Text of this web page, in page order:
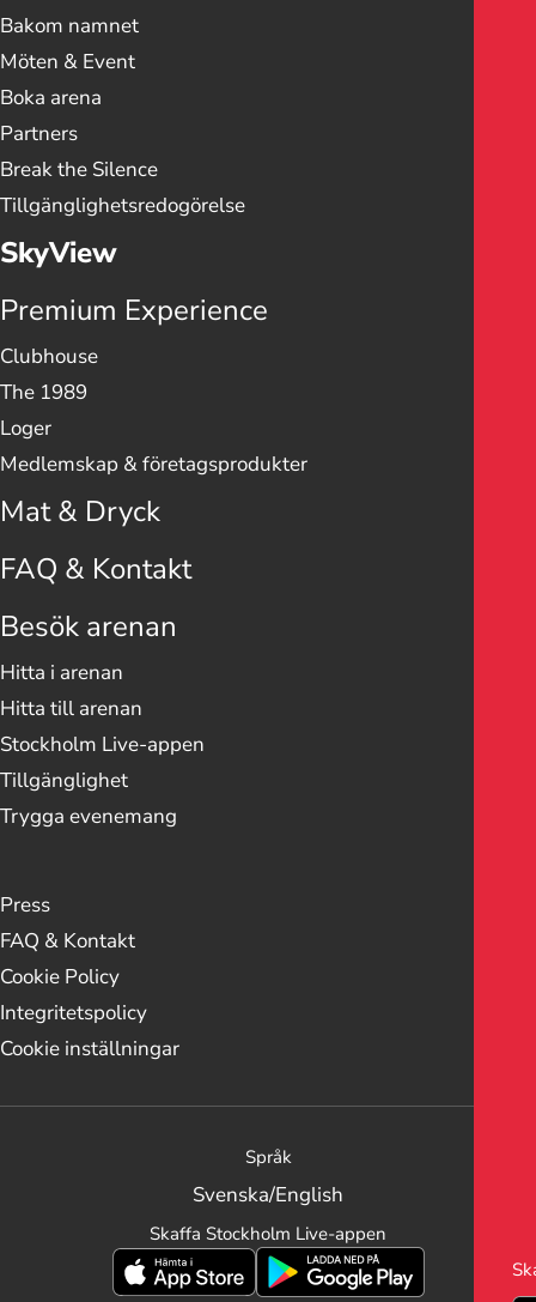
Bakom namnet
Möten & Event
Boka arena
Partners
Break the Silence
Tillgänglighetsredogörelse
SkyView
Premium Experience
Clubhouse
The 1989
Loger
Medlemskap & företags­­­produkter
Mat & Dryck
FAQ & Kontakt
Besök arenan
Hitta i arenan
Hitta till arenan
Stockholm Live-appen
Tillgänglighet
Trygga evenemang
Press
FAQ & Kontakt
Cookie Policy
Integritetspolicy
Cookie inställningar
Språk
Svenska/English
Skaffa Stockholm Live-appen